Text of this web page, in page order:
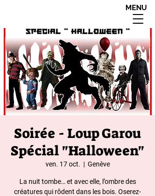
MENU
Soirée - Loup Garou
Spécial "Halloween"
ven. 17 oct.
  |
Genève
La nuit tombe… et avec elle, l’ombre des
créatures qui rôdent dans les bois. Oserez-